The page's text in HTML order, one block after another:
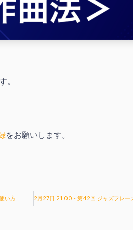
。
をお願いします。
い方